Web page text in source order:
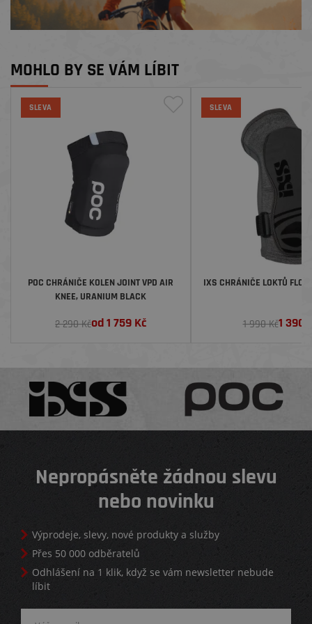
MOHLO BY SE VÁM LÍBIT
SLEVA
POC CHRÁNIČE KOLEN JOINT VPD AIR
KNEE, URANIUM BLACK
2 290 Kčod1 759 Kč
SLEVA
IXS CHRÁNIČE LOKTŮ
1 990 Kč1 390
Nepropásněte žádnou slevu
nebo novinku
Výprodeje, slevy, nové produkty a služby
Přes 50 000 odběratelů
Odhlášení na 1 klik, když se vám newsletter nebude
líbit